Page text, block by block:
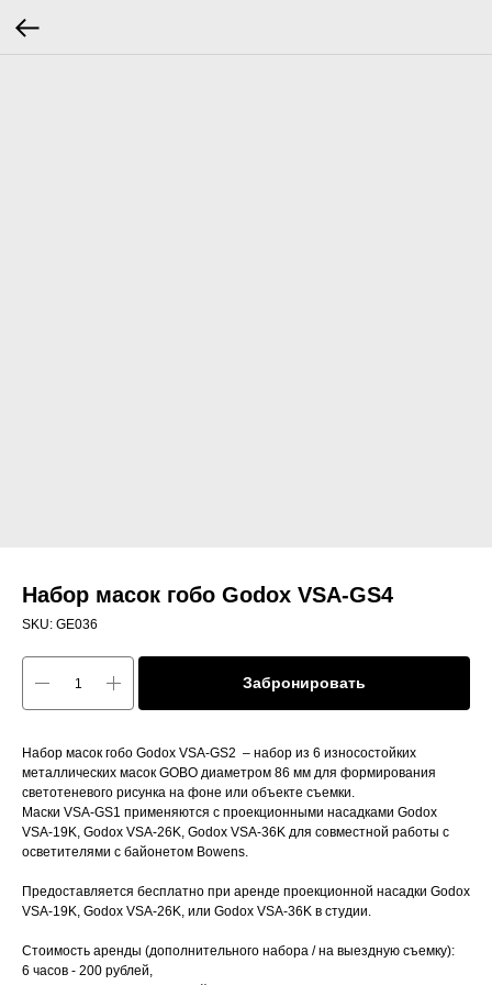
Набор масок гобо Godox VSA-GS4
SKU: GE036
Забронировать
Набор масок гобо Godox VSA-GS2 – набор из 6 износостойких
металлических масок GOBO диаметром 86 мм для формирования
светотеневого рисунка на фоне или объекте съемки.
Маски VSA-GS1 применяются с проекционными насадками Godox
VSA-19K, Godox VSA-26K, Godox VSA-36K для совместной работы с
осветителями с байонетом Bowens.
Предоставляется бесплатно при аренде проекционной насадки Godox
VSA-19K, Godox VSA-26K, или Godox VSA-36K в студии.
Стоимость аренды (дополнительного набора / на выездную съемку):
6 часов - 200 рублей,